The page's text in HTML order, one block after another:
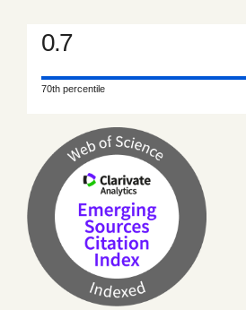
0.7
70th percentile